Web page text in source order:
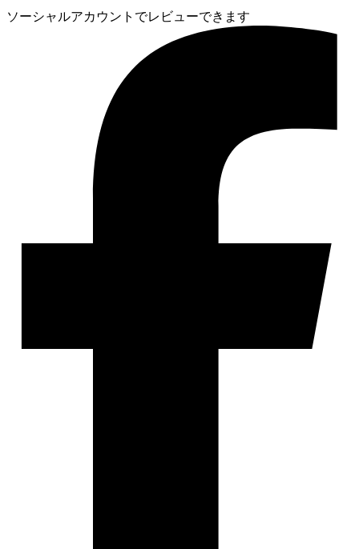
ソーシャルアカウントでレビューできます